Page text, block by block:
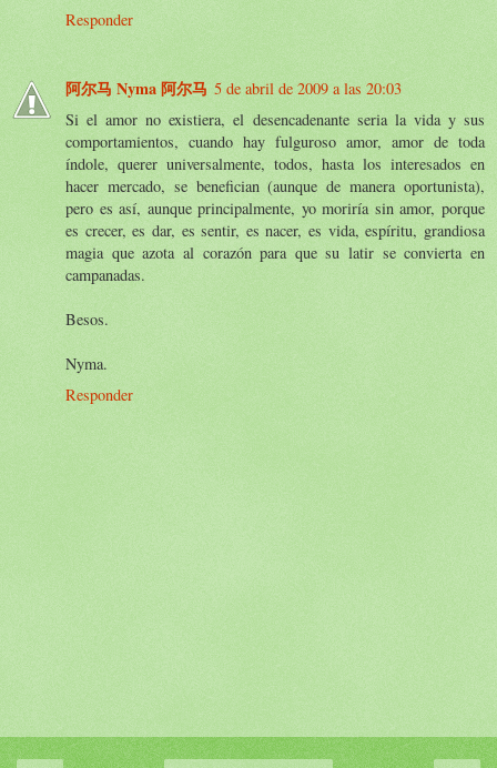
Responder
阿尔马 Nyma 阿尔马 5 de abril de 2009 a las 20:03
Si el amor no existiera, el desencadenante seria la vida y sus
comportamientos, cuando hay fulguroso amor, amor de toda
índole, querer universalmente, todos, hasta los interesados en
hacer mercado, se benefician (aunque de manera oportunista),
pero es así, aunque principalmente, yo moriría sin amor, porque
es crecer, es dar, es sentir, es nacer, es vida, espíritu, grandiosa
magia que azota al corazón para que su latir se convierta en
campanadas.
Besos.
Nyma.
Responder